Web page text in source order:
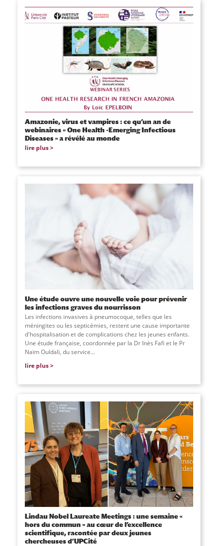
Amazonie, virus et vampires : ce qu’un an de
webinaires « One Health -Emerging Infectious
Diseases » a révélé au monde
lire plus
Une étude ouvre une nouvelle voie pour prévenir
les infections graves du nourrisson
Les infections invasives à pneumocoque, telles que les
méningites ou les septicémies, restent une cause importante
d'hospitalisation et de complications chez les jeunes enfants.
Une étude française, coordonnée par la Dr Inès Fafi et le Pr
Naïm Ouldali, du service...
lire plus
Lindau Nobel Laureate Meetings : une semaine «
hors du commun » au cœur de l’excellence
scientifique, racontée par deux jeunes
chercheuses d’UPCité